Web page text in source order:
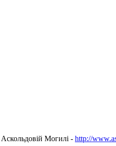
Могилі - http://